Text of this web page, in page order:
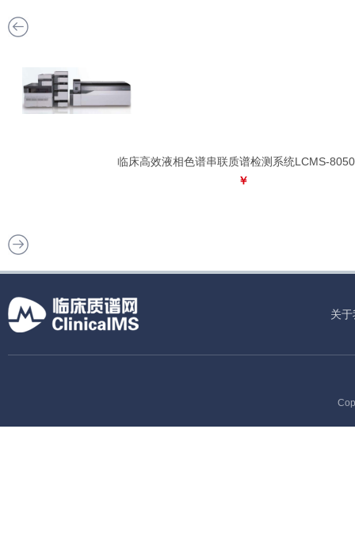
临床高效液相色谱串联质谱检测系统LCMS-
￥
关